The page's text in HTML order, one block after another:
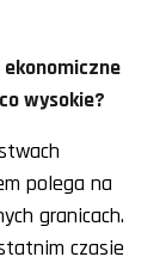
wysokie?
polega na
granicach.
czasie